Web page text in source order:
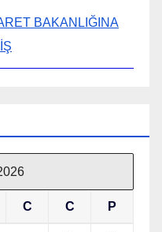
BAKANLIĞINA
C C P